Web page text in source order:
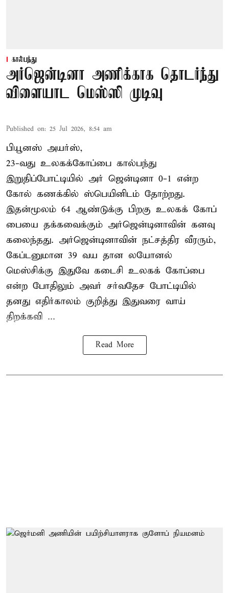
கால்பந்து
அர்ஜென்டினா அணிக்காக தொடர்ந்து
விளையாட மெஸ்ஸி முடிவு
Published on: 25 Jul 2026, 8:54 am
பியூனஸ் அயர்ஸ்,
23-வது உலகக்கோப்பை கால்பந்து
இறுதிப்போட்டியில் அர் ஜென்டினா 0-1 என்ற
கோல் கணக்கில் ஸ்பெயினிடம் தோற்றது.
இதன்மூலம் 64 ஆண்டுக்கு பிறகு உலகக் கோப்
பையை தக்கவைக்கும் அர்ஜென்டினாவின் கனவு
கலைந்தது. அர்ஜென்டினாவின் நட்சத்திர வீரரும்,
கேப்டனுமான 39 வய தான லயோனல்
மெஸ்சிக்கு இதுவே கடைசி உலகக் கோப்பை
என்ற போதிலும் அவர் சர்வதேச போட்டியில்
தனது எதிர்காலம் குறித்து இதுவரை வாய்
திறக்கவி ...
Read More